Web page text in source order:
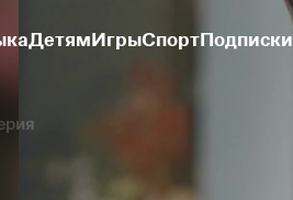
ДетямИгрыСпортПодписки